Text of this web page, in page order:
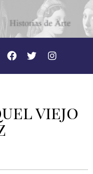
viejo